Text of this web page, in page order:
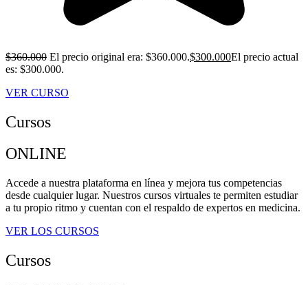
$360.000 El precio original era: $360.000.$300.000El precio actual
es: $300.000.
VER CURSO
Cursos
ONLINE
Accede a nuestra plataforma en línea y mejora tus competencias
desde cualquier lugar. Nuestros cursos virtuales te permiten estudiar
a tu propio ritmo y cuentan con el respaldo de expertos en medicina.
VER LOS CURSOS
Cursos